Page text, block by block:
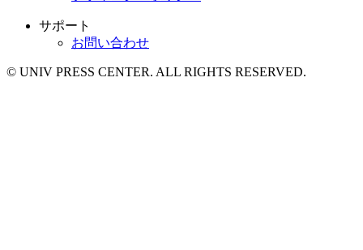
サポート
お問い合わせ
© UNIV PRESS CENTER. ALL RIGHTS RESERVED.